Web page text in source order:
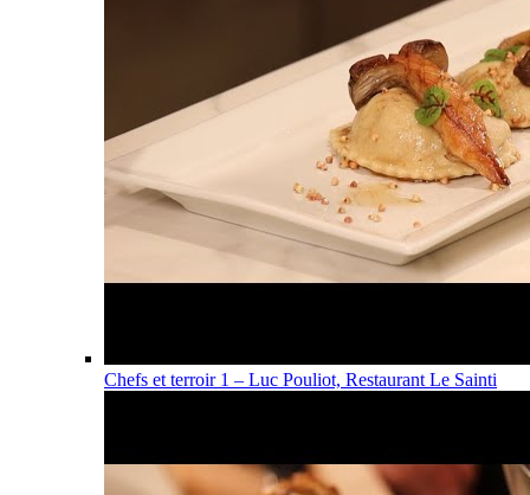
Chefs et terroir 1 – Luc Pouliot, Restaurant Le Sainti